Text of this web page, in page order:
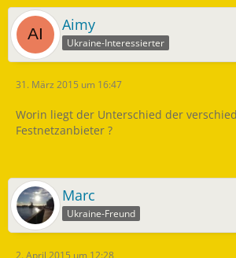
Aimy
Ukraine-Interessierter
31. März 2015 um 16:47
Worin liegt der Unterschied der
Festnetzanbieter ?
Marc
Ukraine-Freund
2. April 2015 um 12:28